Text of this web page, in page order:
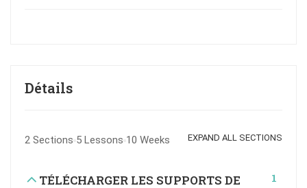
Détails
2 Sections 5 Lessons 10 Weeks EXPAND ALL SECTIONS
TÉLÉCHARGER LES SUPPORTS DE
1